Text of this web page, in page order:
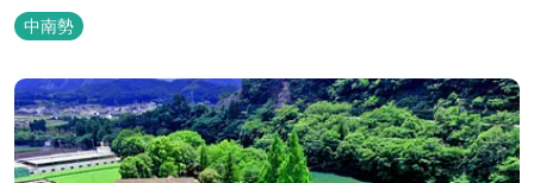
館 清少納言です。柔らかく滑らかな安らぎの湯や旬の味、心のこ
もったおもてなしを心掛けております。 日頃の喧騒から離れ、平安
中南勢